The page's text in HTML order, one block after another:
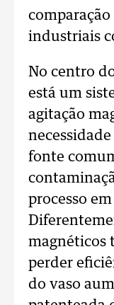
industriais
No centro
está um
agitação
fonte
processo
magnéticos
perder
do vaso